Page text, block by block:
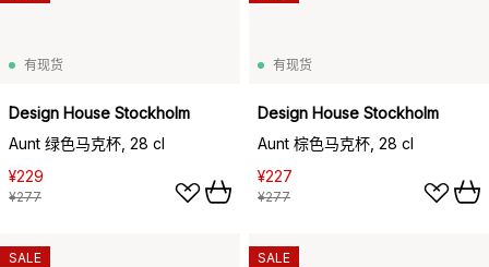
有现货
Design House Stockholm
Aunt 绿色马克杯, 28 cl
¥229
¥277
有现货
Design House Stockholm
Aunt 棕色马克杯, 28 cl
¥227
¥277
SALE SALE